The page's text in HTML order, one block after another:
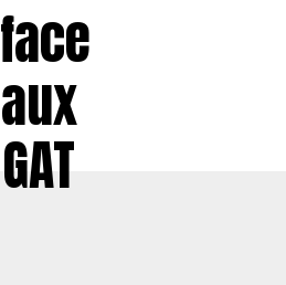
face
aux
GAT